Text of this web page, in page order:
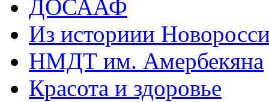
ДОСААФ
Из историии
НМДТ им. Амербекяна
Красота и здоровье